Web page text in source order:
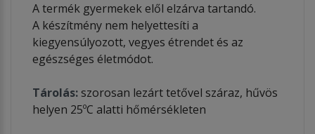
A termék gyermekek elől elzárva tartandó.
A készítmény nem helyettesíti a
kiegyensúlyozott, vegyes étrendet és az
egészséges életmódot.
Tárolás:szorosan lezárt tetővel száraz, hűvös
helyen 25ºC alatti hőmérsékleten